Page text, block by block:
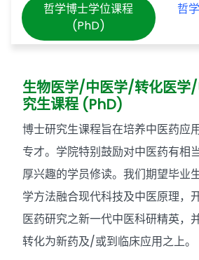
哲学博士学位课程
(PhD)
哲
生物医学/中医学/转化医学
究生课程 (PhD)
博士研究生课程旨在培养中医药应
专才。学院特别鼓励对中医药有相
厚兴趣的学员修读。我们期望毕业
学方法融合现代科技及中医原理，
医药研究之新一代中医科研精英，
转化为新药及/或到临床应用之上。